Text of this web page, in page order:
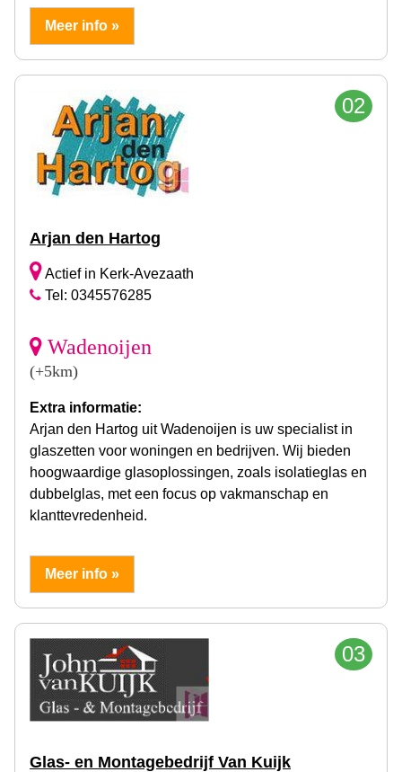
Meer info »
02
Arjan den Hartog
Actief in Kerk-Avezaath
Tel: 0345576285
Wadenoijen
(+5km)
Extra informatie:
Arjan den Hartog uit Wadenoijen is uw specialist in
glaszetten voor woningen en bedrijven. Wij bieden
hoogwaardige glasoplossingen, zoals isolatieglas en
dubbelglas, met een focus op vakmanschap en
klanttevredenheid.
Meer info »
03
Glas- en Montagebedrijf Van Kuijk